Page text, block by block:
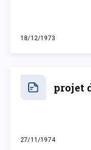
18/12/1973
mardi 18 décembre
projet
27/11/1974
mercredi 27